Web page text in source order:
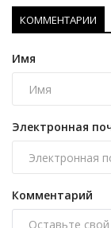
КОММЕНТАРИИ
Имя
Электронная
Комментарий